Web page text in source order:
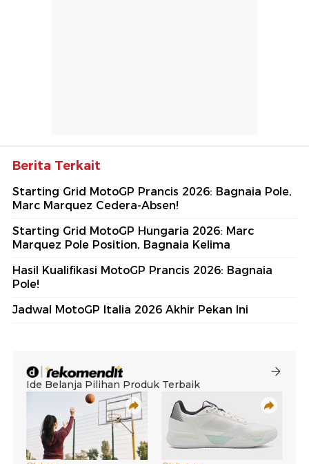
Berita Terkait
Starting Grid MotoGP Prancis 2026: Bagnaia Pole,
Marc Marquez Cedera-Absen!
Starting Grid MotoGP Hungaria 2026: Marc
Marquez Pole Position, Bagnaia Kelima
Hasil Kualifikasi MotoGP Prancis 2026: Bagnaia
Pole!
Jadwal MotoGP Italia 2026 Akhir Pekan Ini